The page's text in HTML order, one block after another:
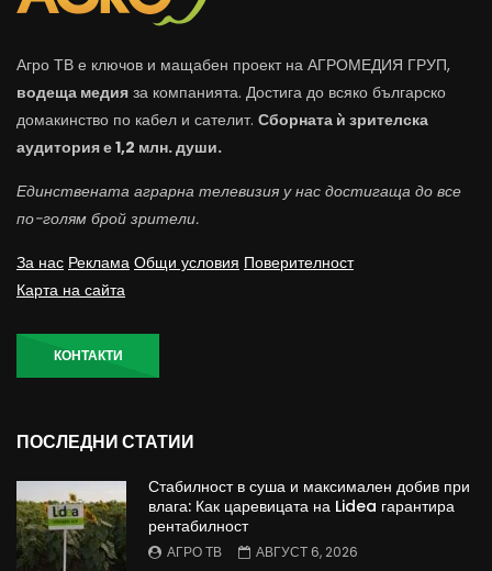
Агро ТВ е ключов и мащабен проект на АГРОМЕДИЯ ГРУП,
водеща медия за компанията. Достига до всяко българско
домакинство по кабел и сателит. Сборната ѝ зрителска
аудитория е 1,2 млн. души.
Единствената аграрна телевизия у нас достигаща до все
по-голям брой зрители.
За нас Реклама Общи условия Поверителност
Карта на сайта
КОНТАКТИ
ПОСЛЕДНИ СТАТИИ
Стабилност в суша и максимален добив при
влага: Как царевицата на Lidea гарантира
рентабилност
АГРО ТВ АВГУСТ 6, 2026